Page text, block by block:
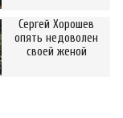
Сергей Хорошев
опять недоволен
своей женой